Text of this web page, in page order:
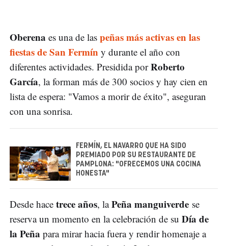
Oberena es una de las peñas más activas en las
fiestas de San Fermín y durante el año con
diferentes actividades. Presidida porRoberto
García, la forman más de 300 socios y hay cien en
lista de espera: "Vamos a morir de éxito", aseguran
con una sonrisa.
FERMÍN, EL NAVARRO QUE HA SIDO
PREMIADO POR SU RESTAURANTE DE
PAMPLONA: "OFRECEMOS UNA COCINA
HONESTA"
Desde hace trece años, laPeña manguiverde se
reserva un momento en la celebración de su Día de
la Peña para mirar hacia fuera y rendir homenaje a